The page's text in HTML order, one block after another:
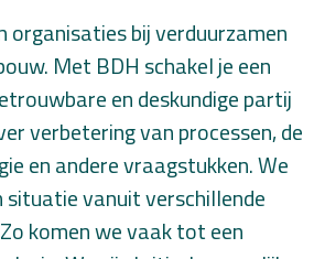
organisaties bij verduurzamen
Met BDH schakel je een
en deskundige partij
verbetering van processen, de
en andere vraagstukken. We
situatie vanuit verschillende
komen we vaak tot een